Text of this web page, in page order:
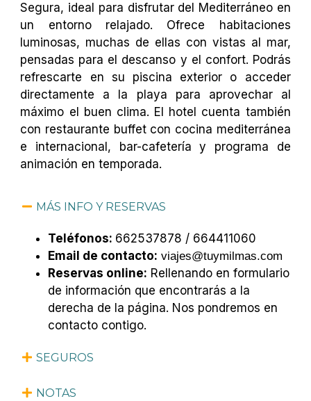
Segura, ideal para disfrutar del Mediterráneo en
un entorno relajado. Ofrece habitaciones
luminosas, muchas de ellas con vistas al mar,
pensadas para el descanso y el confort. Podrás
refrescarte en su piscina exterior o acceder
directamente a la playa para aprovechar al
máximo el buen clima. El hotel cuenta también
con restaurante buffet con cocina mediterránea
e internacional, bar-cafetería y programa de
animación en temporada.
MÁS INFO Y RESERVAS
Teléfonos: 662537878 / 664411060
Email de contacto: viajes@tuymilmas.com
Reservas online: Rellenando en formulario
de información que encontrarás a la
derecha de la página. Nos pondremos en
contacto contigo.
SEGUROS
NOTAS